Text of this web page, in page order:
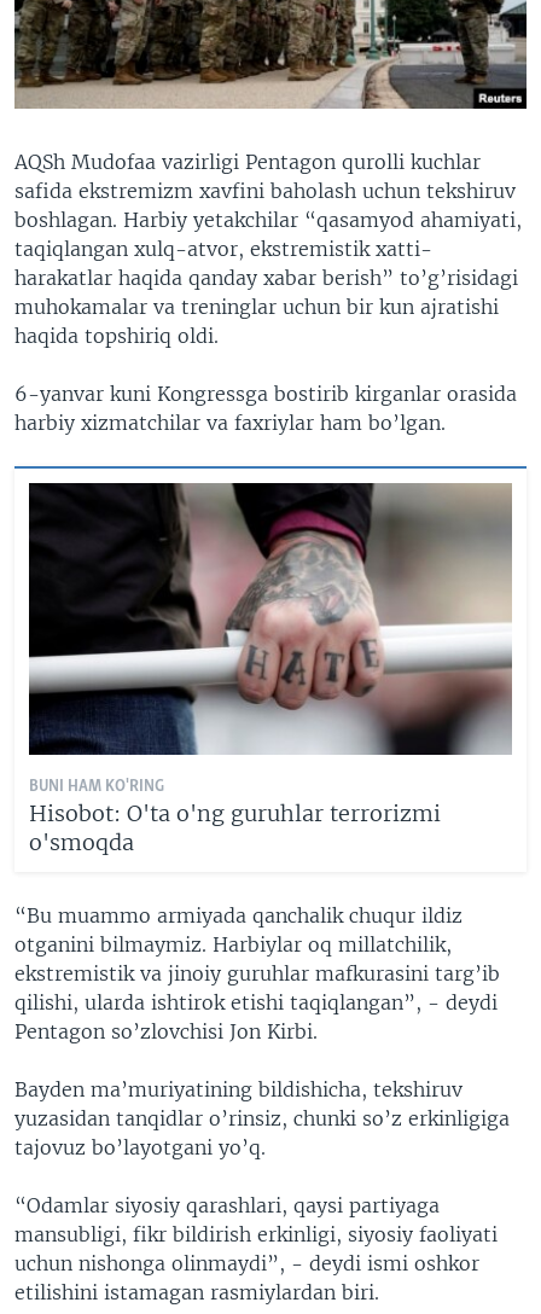
VIDEO
XABARLAR SURATLARDA
ODNOKLASSNIKI
TELEGRAM
TWITTER
SOUNDCLOUD
VOA
AQSh Mudofaa vazirligi Pentagon qurolli kuchlar
safida ekstremizm xavfini baholash uchun tekshiruv
boshlagan. Harbiy yetakchilar “qasamyod ahamiyati,
taqiqlangan xulq-atvor, ekstremistik xatti-
harakatlar haqida qanday xabar berish” to’g’risidagi
muhokamalar va treninglar uchun bir kun ajratishi
haqida topshiriq oldi.
6-yanvar kuni Kongressga bostirib kirganlar orasida
harbiy xizmatchilar va faxriylar ham bo’lgan.
BUNI HAM KO'RING
Hisobot: O'ta o'ng guruhlar terrorizmi
o'smoqda
“Bu muammo armiyada qanchalik chuqur ildiz
otganini bilmaymiz. Harbiylar oq millatchilik,
ekstremistik va jinoiy guruhlar mafkurasini targ’ib
qilishi, ularda ishtirok etishi taqiqlangan”, - deydi
Pentagon so’zlovchisi Jon Kirbi.
Bayden ma’muriyatining bildishicha, tekshiruv
yuzasidan tanqidlar o’rinsiz, chunki so’z erkinligiga
tajovuz bo’layotgani yo’q.
“Odamlar siyosiy qarashlari, qaysi partiyaga
mansubligi, fikr bildirish erkinligi, siyosiy faoliyati
uchun nishonga olinmaydi”, - deydi ismi oshkor
etilishini istamagan rasmiylardan biri.